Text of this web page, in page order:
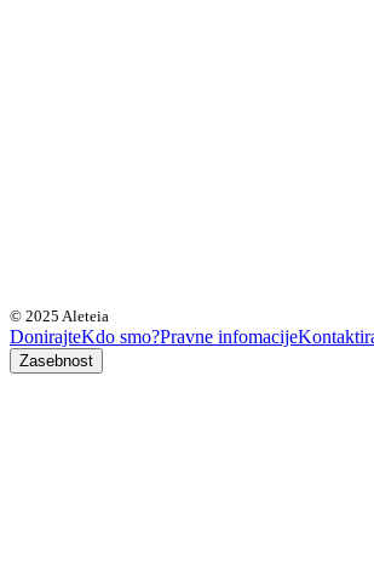
© 2025 Aleteia
DonirajteKdo smo?Pravne infomacije
Zasebnost